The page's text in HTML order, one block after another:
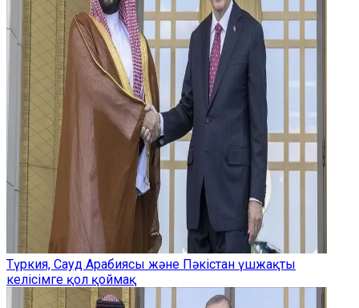
Түркия, Сауд Арабиясы және Пәкістан үшжақты
келісімге қол қоймақ